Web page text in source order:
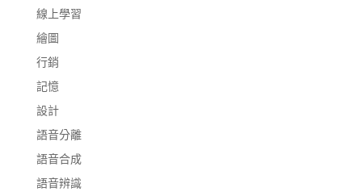
線上學習
繪圖
行銷
記憶
設計
語音分離
語音合成
語音辨識